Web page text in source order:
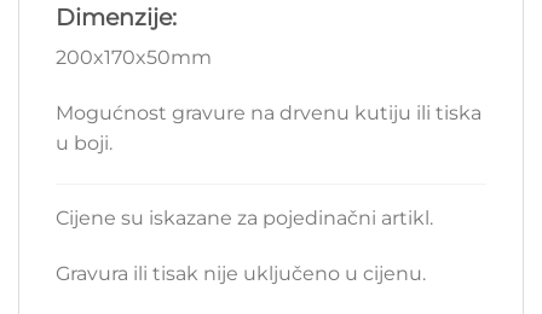
Dimenzije:
200x170x50mm
Mogućnost gravure na drvenu kutiju ili tiska
u boji.
Cijene su iskazane za pojedinačni artikl.
Gravura ili tisak nije uključeno u cijenu.